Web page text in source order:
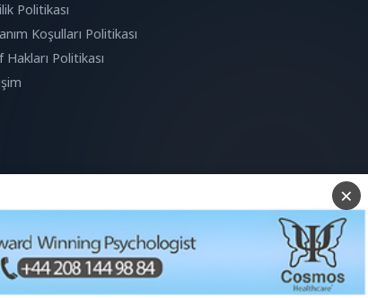
Politikası
Koşulları Politikası
Hakları Politikası